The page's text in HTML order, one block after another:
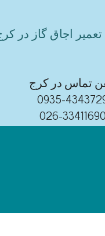
اجاق گاز در
تماس در کرج
0935-
026-33411690